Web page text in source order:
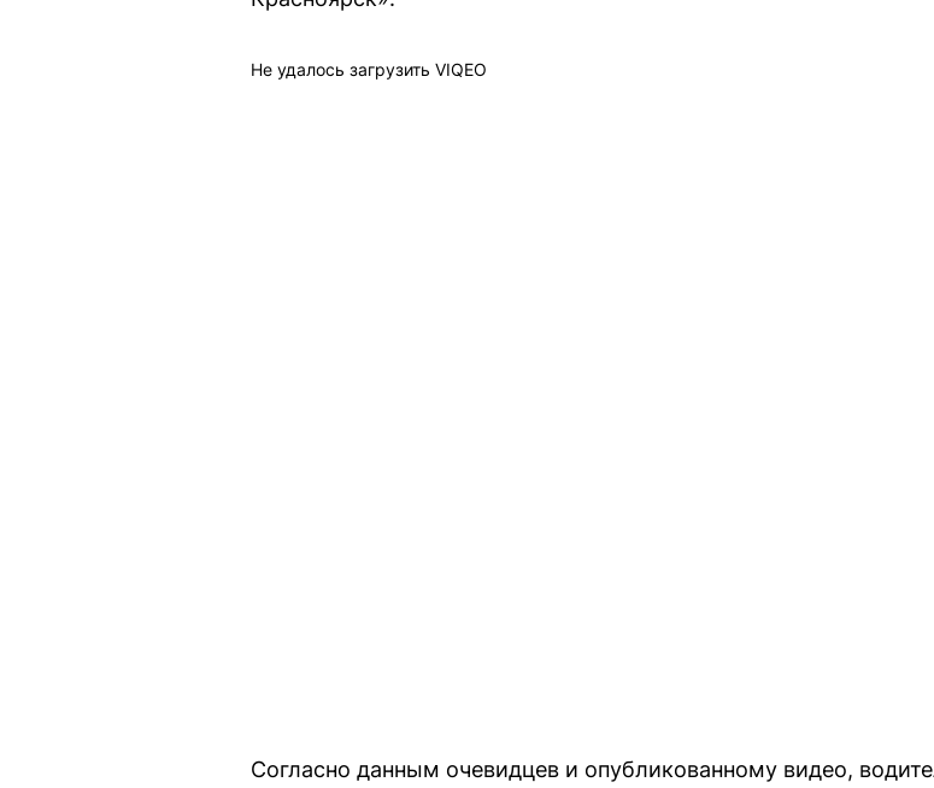
Не удалось загрузить VIQEO
Согласно данным очевидцев и опубликованному видео,